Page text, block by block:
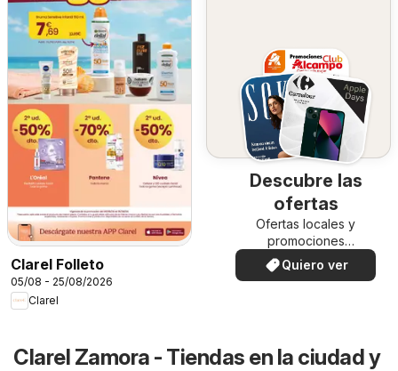
Clarel Folleto
05/08 - 25/08/2026
Clarel
Descubre las
ofertas
Ofertas locales y
promociones
especiales.
Quiero ver
Clarel Zamora - Tiendas en la ciudad y